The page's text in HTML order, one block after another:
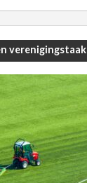
verenigingstaak